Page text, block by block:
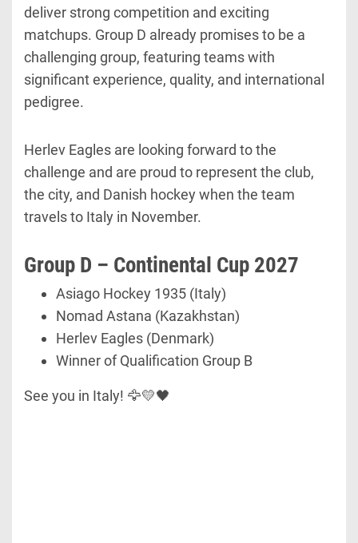
deliver strong competition and exciting
matchups. Group D already promises to be a
challenging group, featuring teams with
significant experience, quality, and international
pedigree.
Herlev Eagles are looking forward to the
challenge and are proud to represent the club,
the city, and Danish hockey when the team
travels to Italy in November.
Group D – Continental Cup 2027
Asiago Hockey 1935 (Italy)
Nomad Astana (Kazakhstan)
Herlev Eagles (Denmark)
Winner of Qualification Group B
See you in Italy! 🦅💛🖤